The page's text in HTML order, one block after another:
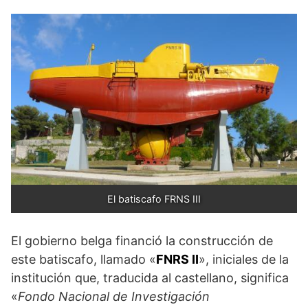
El batiscafo FRNS III
El gobierno belga financió la construcción de
este batiscafo, llamado «FNRS II», iniciales de la
institución que, traducida al castellano, significa
«Fondo Nacional de Investigación